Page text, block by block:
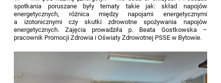
spotkania poruszane były tematy takie jak: skład napojów
energetycznych, różnica między napojami energetycznymi
a izotonicznymi czy skutki zdrowotne spożywania napojów
energetycznych. Zajęcia prowadziła p. Beata Gostkowska –
pracownik Promocji Zdrowia i Oświaty Zdrowotnej PSSE w Bytowie.